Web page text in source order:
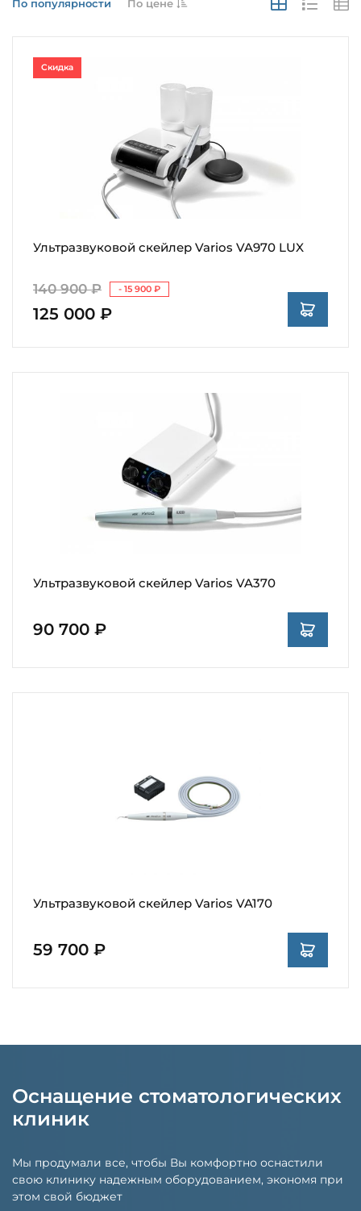
По популярности По цене
Ультразвуковой скейлер Varios VA970 LUX
140 900 ₽ - 15 900 ₽
125 000 ₽
Скидка
Ультразвуковой скейлер Varios VA370
90 700 ₽
Ультразвуковой скейлер Varios VA170
59 700 ₽
Оснащение стоматологических
клиник
Мы продумали все, чтобы Вы комфортно оснастили
свою клинику надежным оборудованием, экономя при
этом свой бюджет